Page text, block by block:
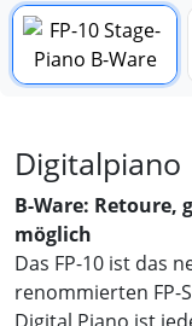
Digitalpiano
B-Ware: Retoure,
möglich
Das FP-10 ist das
renommierten FP-